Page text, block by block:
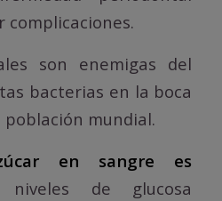
complicaciones.
son enemigas del
bacterias en la boca
mundial.
en sangre es
de glucosa